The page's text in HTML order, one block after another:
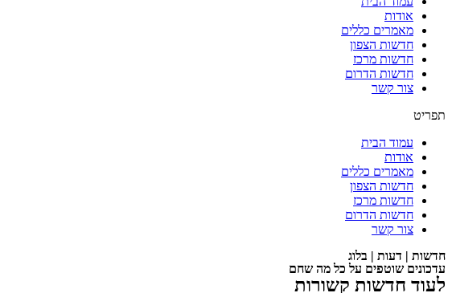
אודות
מאמרים כללים
חדשות הצפון
חדשות מרכז
חדשות הדרום
צור קשר
תפריט
עמוד הבית
אודות
מאמרים כללים
חדשות הצפון
חדשות מרכז
חדשות הדרום
צור קשר
חדשות | דעות | בלוג
עדכונים שוטפים על כל מה שחם
לעוד חדשות קשורות